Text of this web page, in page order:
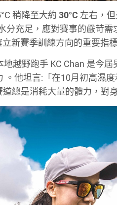
稍降至大約30°C 左右，
分充足，應對賽事的嚴苛
新賽季訓練方向的重要指
越野跑手 KC Chan 是今
。他坦言:「在10月初高濕
總是消耗大量的體力，對